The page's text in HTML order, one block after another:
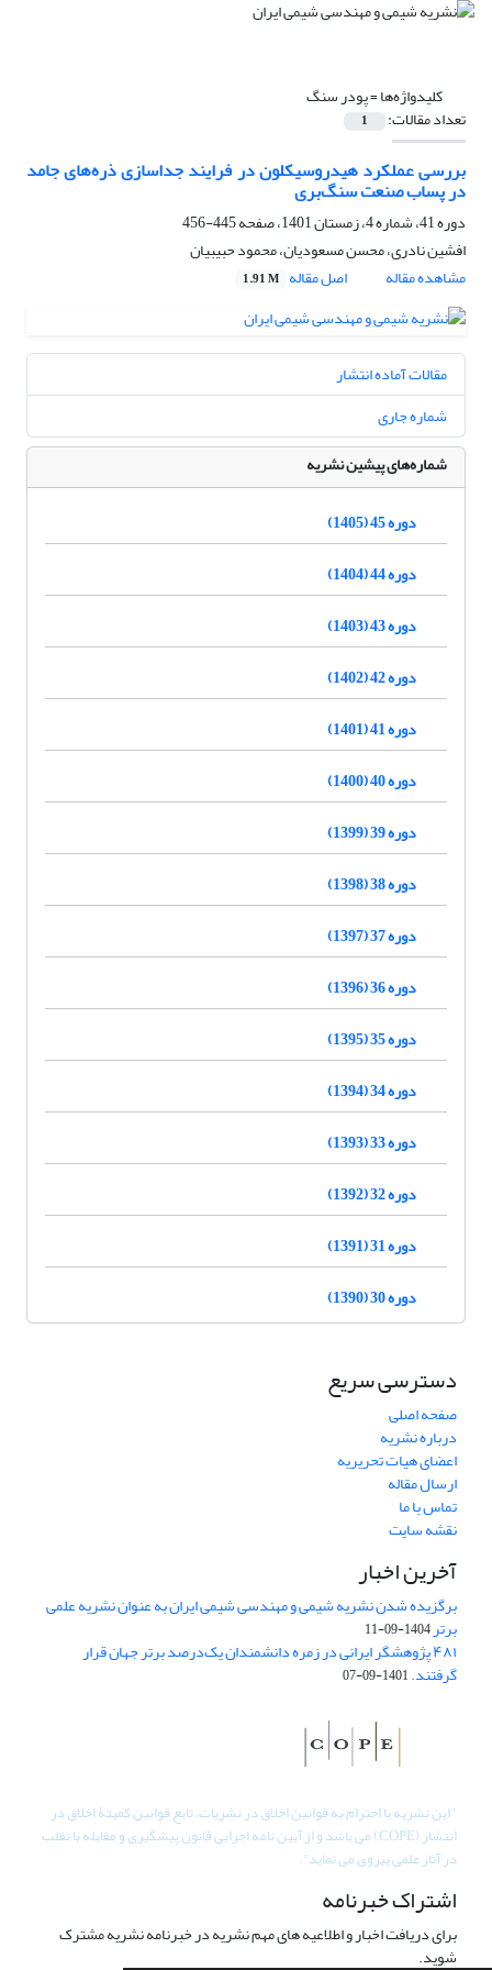
کلیدواژه‌ها =پودر سنگ
تعداد مقالات: 1
بررسی عملکرد هیدروسیکلون در فرایند جداسازی ذره‌های جامد
در پساب صنعت سنگ‌بری
دوره 41، شماره 4، زمستان 1401، صفحه
445-456
افشین نادری، محسن مسعودیان، محمود حبیبیان
مشاهده مقاله
اصل مقاله 1.91 M
مقالات آماده انتشار
شماره جاری
شماره‌های پیشین نشریه
دوره 45 (1405)
دوره 44 (1404)
دوره 43 (1403)
دوره 42 (1402)
دوره 41 (1401)
دوره 40 (1400)
دوره 39 (1399)
دوره 38 (1398)
دوره 37 (1397)
دوره 36 (1396)
دوره 35 (1395)
دوره 34 (1394)
دوره 33 (1393)
دوره 32 (1392)
دوره 31 (1391)
دوره 30 (1390)
دسترسی سریع
صفحه اصلی
درباره نشریه
اعضای هیات تحریریه
ارسال مقاله
تماس با ما
نقشه سایت
آخرین اخبار
برگزیده شدن نشریه شیمی و مهندسی شیمی ایران به عنوان نشریه علمی
برتر1404-09-11
۴۸۱ پژوهشگر ایرانی در زمره دانشمندان یک‌درصد برتر جهان قرار
گرفتند.1401-09-07
"این نشریه با احترام به قوانین اخلاق در نشریات، تابع قوانین کمیتۀ اخلاق در
انتشار (COPE) می باشد و از آیین نامه اجرایی قانون پیشگیری و مقابله با تقلب
در آثار علمی پیروی می نماید".
اشتراک خبرنامه
برای دریافت اخبار و اطلاعیه های مهم نشریه در خبرنامه نشریه مشترک
شوید.